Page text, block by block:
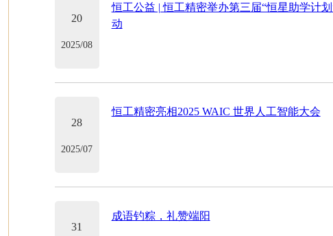
20
2025/08
恒工公益 | 恒工精密举办第三届“恒星助学计
动
28
2025/07
恒工精密亮相2025 WAIC 世界人工智能大会
31
成语钓粽，礼赞端阳